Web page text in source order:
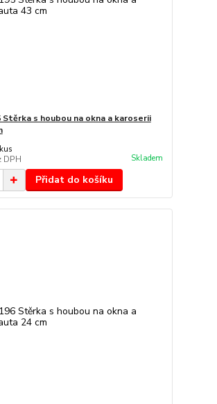
Stěrka s houbou na okna a karoserii
DPH Skladem
Přidat do košíku